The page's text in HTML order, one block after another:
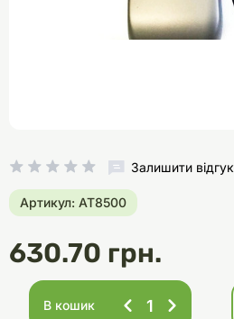
Залишити відгук
Артикул: AT8500
630.70 грн.
В кошик